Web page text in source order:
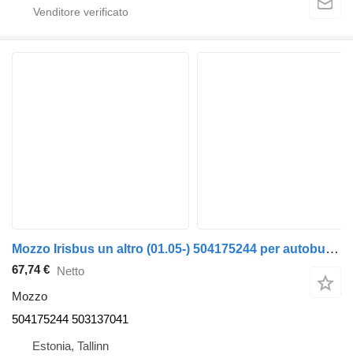
Mozzo Irisbus un altro (01.05-) 504175244 per autobus Irisbus Access, Evadys, Axer, Karosa, Recreo, Domino, Agora, Citelis, Eurorider (1999-)
67,74 € Netto
Mozzo
504175244 503137041
Estonia, Tallinn